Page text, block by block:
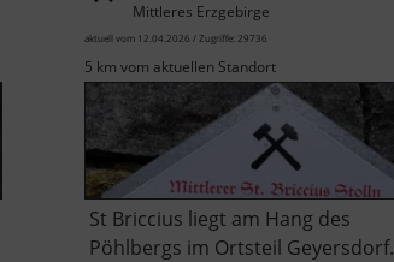
Mittleres Erzgebirge
aktuell vom 12.04.2026 / Zugriffe: 29736
5 km vom aktuellen Standort
St Briccius liegt am Hang des
Pöhlbergs im Ortsteil Geyersdorf.